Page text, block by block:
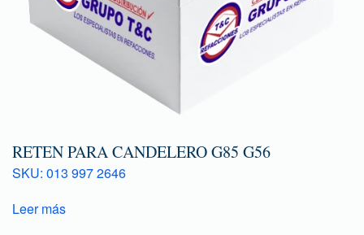
RETEN PARA CANDELERO G85 G56
SKU: 013 997 2646
Leer más